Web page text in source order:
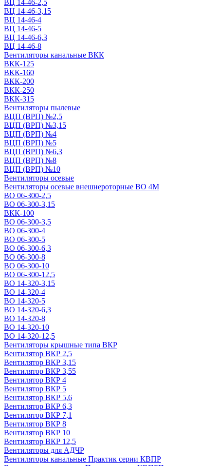
ВЦ 14-46-2,5
ВЦ 14-46-3,15
ВЦ 14-46-4
ВЦ 14-46-5
ВЦ 14-46-6,3
ВЦ 14-46-8
Вентиляторы канальные ВКК
ВКК-125
ВКК-160
ВКК-200
ВКК-250
ВКК-315
Вентиляторы пылевые
ВЦП (ВРП) №2,5
ВЦП (ВРП) №3,15
ВЦП (ВРП) №4
ВЦП (ВРП) №5
ВЦП (ВРП) №6,3
ВЦП (ВРП) №8
ВЦП (ВРП) №10
Вентиляторы осевые
Вентиляторы осевые внешнероторные ВО 4М
ВО 06-300-2,5
ВО 06-300-3,15
ВКК-100
ВО 06-300-3,5
ВО 06-300-4
ВО 06-300-5
ВО 06-300-6,3
ВО 06-300-8
ВО 06-300-10
ВО 06-300-12,5
ВО 14-320-3,15
ВО 14-320-4
ВО 14-320-5
ВО 14-320-6,3
ВО 14-320-8
ВО 14-320-10
ВО 14-320-12,5
Вентиляторы крышные типа ВКР
Вентилятор ВКР 2,5
Вентилятор ВКР 3,15
Вентилятор ВКР 3,55
Вентилятор ВКР 4
Вентилятор ВКР 5
Вентилятор ВКР 5,6
Вентилятор ВКР 6,3
Вентилятор ВКР 7,1
Вентилятор ВКР 8
Вентилятор ВКР 10
Вентилятор ВКР 12,5
Вентиляторы для АДЧР
Вентиляторы канальные Практик серии КВПР